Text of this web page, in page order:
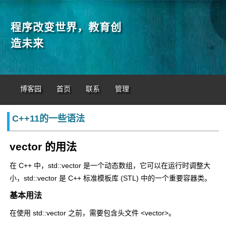
程序改变世界，教育创
造未来
博客园 首页 联系 管理
C++11的一些语法
vector 的用法
在 C++ 中， std::vector 是一个动态数组，它可以在运行时调整大
小， std::vector 是 C++ 标准模板库 (STL) 中的一个重要容器类。
基本用法
在使用 std::vector 之前，需要包含头文件 <vector>。